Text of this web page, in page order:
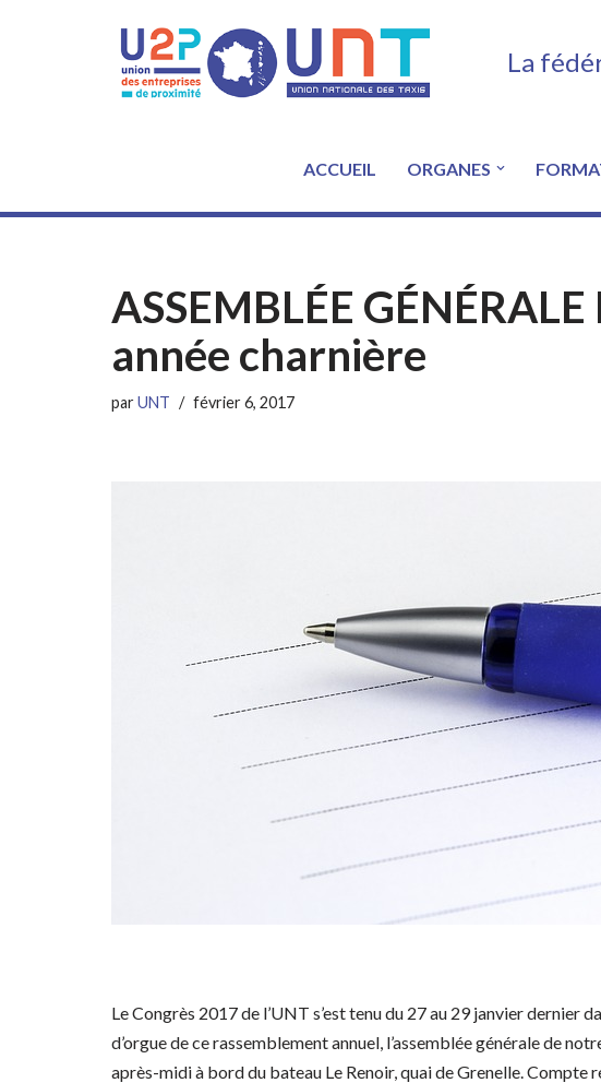
La
ACCUEIL ORGANES
ASSEMBLÉE GÉNÉRALE
année charnière
parUNT février 6, 2017
Le Congrès 2017 de l’UNT s’est tenu du 27 au 29 janvier dernier
d’orgue de ce rassemblement annuel, l’assemblée générale de
après-midi à bord du bateau Le Renoir, quai de Grenelle. Compte